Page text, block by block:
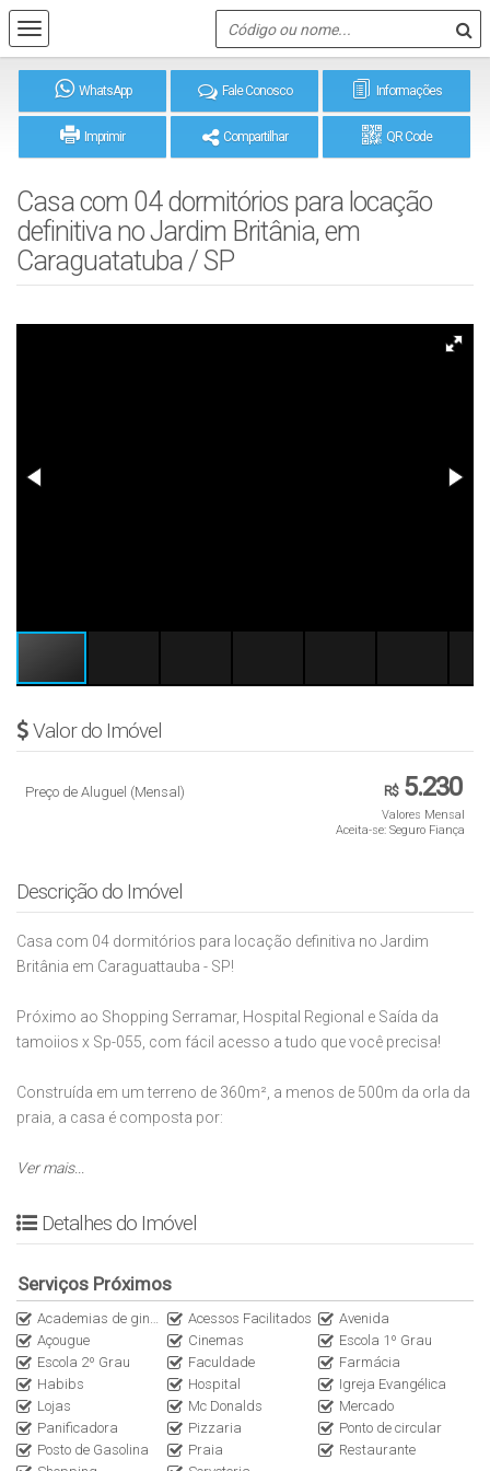
WhatsApp Fale Conosco Informações
Imprimir Compartilhar QR Code
Casa com 04 dormitórios para locação
definitiva no Jardim Britânia, em
Caraguatatuba / SP
Valor do Imóvel
R$5.230
Preço de Aluguel (Mensal)
Valores Mensal
Aceita-se: Seguro Fiança
Descrição do Imóvel
Casa com 04 dormitórios para locação definitiva no Jardim
Britânia em Caraguattauba - SP!
Próximo ao Shopping Serramar, Hospital Regional e Saída da
tamoiios x Sp-055, com fácil acesso a tudo que você precisa!
Construída em um terreno de 360m², a menos de 500m da orla da
praia, a casa é composta por:
03 dormitórios sendo uma suíte;
Sala de jantar;
Cozinha;
Parte externa conta com :
Área de serviço;
Piscina
Cozinha externa com churrasqueira
Banheiro externo
Quarto de manutenções
Dormitório externo
Ver mais...
Detalhes do Imóvel
Serviços Próximos
Academias de ginástica Acessos Facilitados
Avenida
Açougue
Cinemas
Escola 1º Grau
Escola 2º Grau
Faculdade
Farmácia
Habibs
Hospital
Igreja Evangélica
Lojas
Mc Donalds
Mercado
Panificadora
Pizzaria
Ponto de circular
Posto de Gasolina
Praia
Restaurante